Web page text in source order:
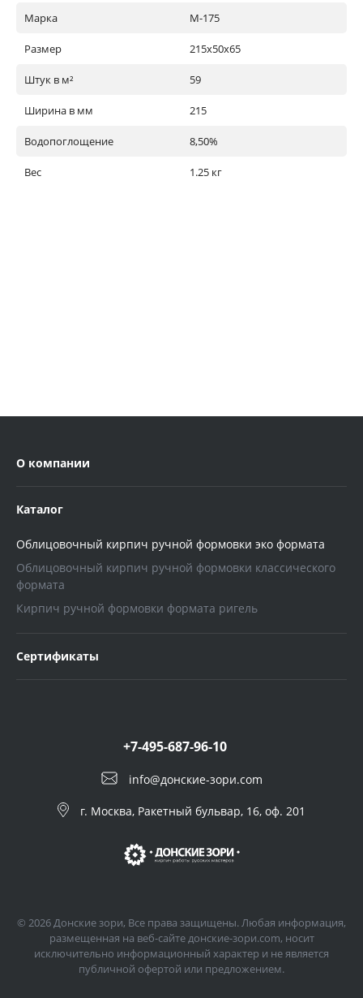
Марка М-175
Размер 215х50х65
Штук в м² 59
Ширина в мм 215
Водопоглощение 8,50%
Вес 1.25 кг
О компании
Каталог
Облицовочный кирпич ручной формовки эко формата
Облицовочный кирпич ручной формовки классического
формата
Кирпич ручной формовки формата ригель
Сертификаты
info@донские-зори.com
+7-495-687-96-10
г. Москва, Ракетный бульвар, 16, оф. 201
© 2026 Донские зори, Все права защищены. Любая информация,
размещенная на веб-сайте донские-зори.com, носит
исключительно информационный характер и не является
публичной офертой или предложением.